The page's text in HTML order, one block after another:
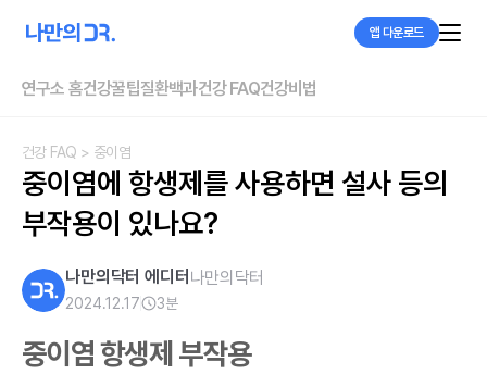
앱 다운로드
연구소 홈건강꿀팁질환백과건강 FAQ건강비법
건강 FAQ > 중이염
중이염에 항생제를 사용하면 설사 등의
부작용이 있나요?
나만의닥터 에디터 나만의닥터
2024.12.17 3분
중이염 항생제 부작용